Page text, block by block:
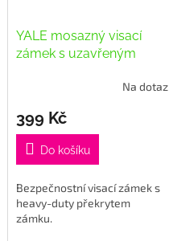
YALE mosazný visací
zámek s uzavřeným
produktu
je
z
hvězdiček.
Na dotaz
399 Kč
Do košíku
Bezpečnostní visací zámek s
heavy-duty překrytem
zámku.